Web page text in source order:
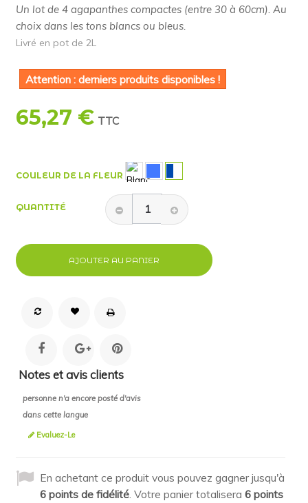
Un lot de 4 agapanthes compactes (entre 30 à 60cm). Au
choix dans les tons blancs ou bleus.
Livré en pot de 2L
Attention : derniers produits disponibles !
65,27 € TTC
COULEUR DE LA FLEUR
QUANTITÉ
AJOUTER AU PANIER
Notes et avis clients
personne n'a encore posté d'avis
dans cette langue
Evaluez-Le
En achetant ce produit vous pouvez gagner jusqu'à
6 points de fidélité. Votre panier totalisera 6 points